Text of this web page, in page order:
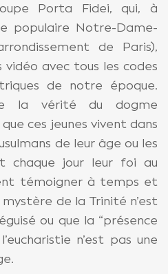
Porta Fidei, qui, à
populaire Notre-Dame-
de Paris),
avec tous les codes
de notre époque.
la vérité du dogme
ces jeunes vivent dans
de leur âge ou les
chaque jour leur foi au
témoigner à temps et
de la Trinité n’est
ou que la “présence
n’est pas une